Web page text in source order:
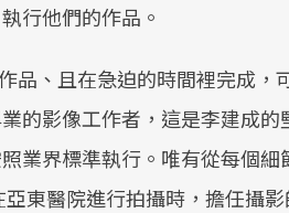
行他們的作品。
品、且在急迫的時間裡完成，
的影像工作者，這是李建成
業界標準執行。唯有從每個
東醫院進行拍攝時，擔任攝